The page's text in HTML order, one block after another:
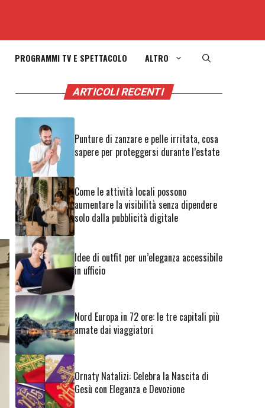
PROGRAMMI TV E SPETTACOLO ALTRO
ARTICOLI RECENTI
Punture di zanzare e pelle irritata, cosa
sapere per proteggersi durante l’estate
Come le attività locali possono
aumentare la visibilità senza dipendere
solo dalla pubblicità digitale
Idee di outfit per un’eleganza accessibile
in ufficio
Nord Europa in 72 ore: le tre capitali più
amate dai viaggiatori
Ornaty Natalizi: Celebra la Nascita di
Gesù con Eleganza e Devozione